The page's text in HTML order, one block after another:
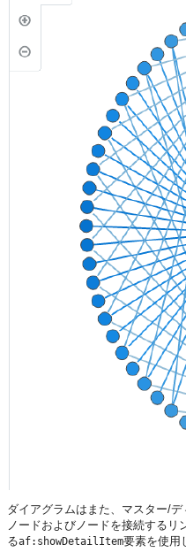
ダイアグラムはまた、マスター/
ノードおよびノードを接続する
るaf:showDetailItem要素を使用